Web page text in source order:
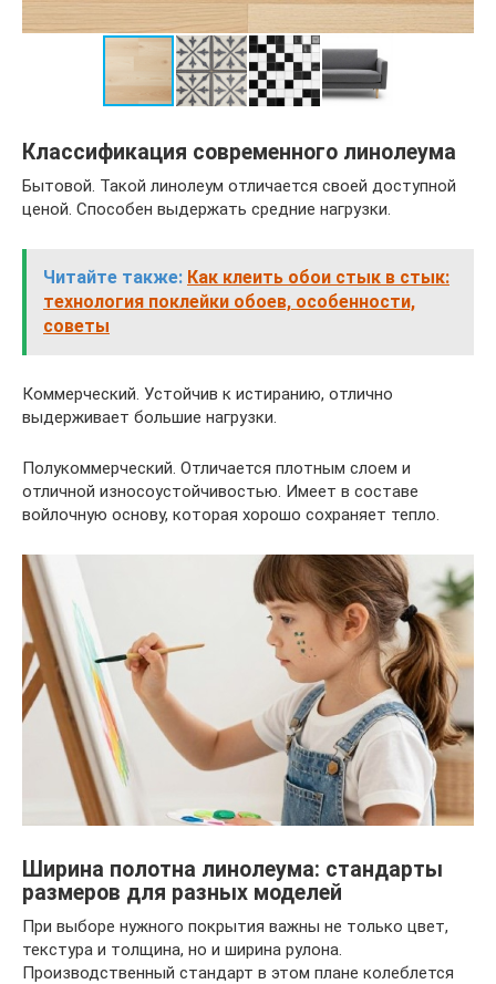
Классификация современного линолеума
Бытовой. Такой линолеум отличается своей доступной
ценой. Способен выдержать средние нагрузки.
Читайте также: Как клеить обои стык в стык:
технология поклейки обоев, особенности,
советы
Коммерческий. Устойчив к истиранию, отлично
выдерживает большие нагрузки.
Полукоммерческий. Отличается плотным слоем и
отличной износоустойчивостью. Имеет в составе
войлочную основу, которая хорошо сохраняет тепло.
Ширина полотна линолеума: стандарты
размеров для разных моделей
При выборе нужного покрытия важны не только цвет,
текстура и толщина, но и ширина рулона.
Производственный стандарт в этом плане колеблется